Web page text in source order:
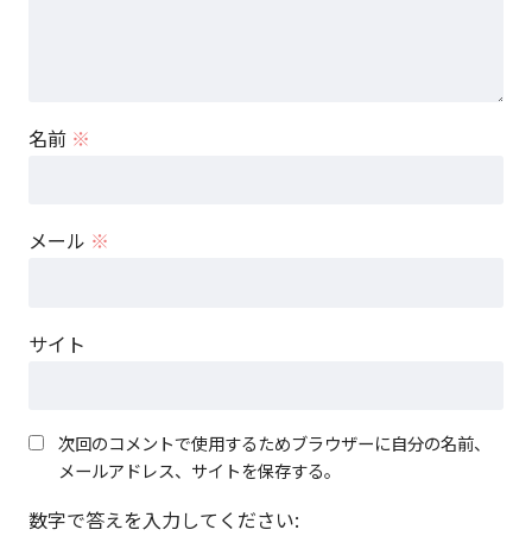
名前 ※
メール ※
サイト
次回のコメントで使用するためブラウザーに自分の名前、
メールアドレス、サイトを保存する。
数字で答えを入力してください: